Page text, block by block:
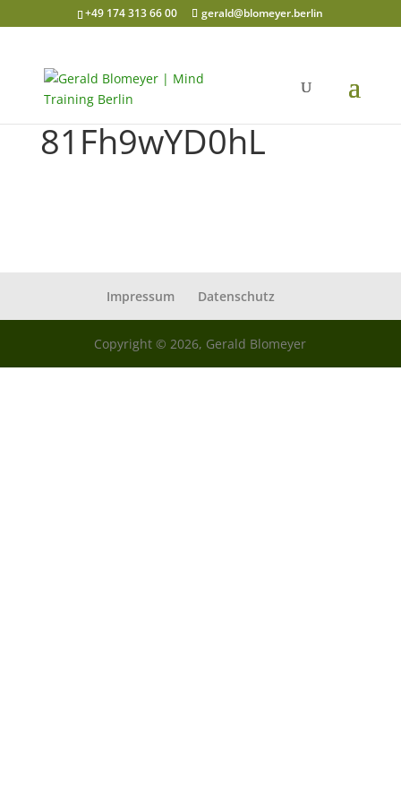
+49 174 313 66 00 gerald@blomeyer.berlin
81Fh9wYD0hL
Impressum Datenschutz
Copyright © 2026, Gerald Blomeyer